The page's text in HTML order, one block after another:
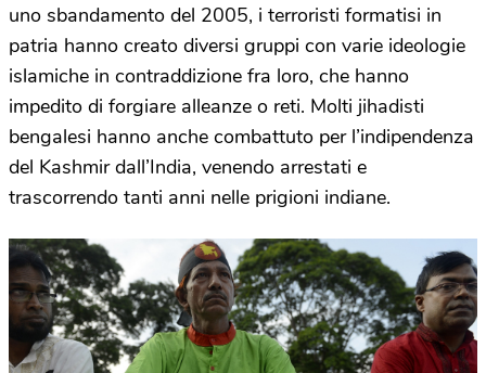
uno sbandamento del 2005, i terroristi formatisi in
patria hanno creato diversi gruppi con varie ideologie
islamiche in contraddizione fra loro, che hanno
impedito di forgiare alleanze o reti. Molti jihadisti
bengalesi hanno anche combattuto per l’indipendenza
del Kashmir dall’India, venendo arrestati e
trascorrendo tanti anni nelle prigioni indiane.